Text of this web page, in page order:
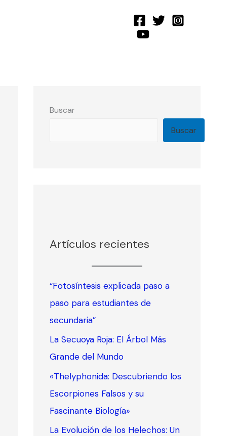
Buscar
Buscar
Artículos recientes
“Fotosíntesis explicada paso a
paso para estudiantes de
secundaria”
La Secuoya Roja: El Árbol Más
Grande del Mundo
«Thelyphonida: Descubriendo los
Escorpiones Falsos y su
Fascinante Biología»
La Evolución de los Helechos: Un